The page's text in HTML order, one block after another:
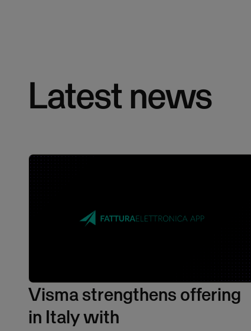
Latest news
Visma strengthens offering
in Italy with